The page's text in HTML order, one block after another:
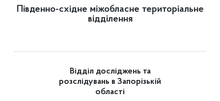
Південно-східне міжобласне територіальне
відділення
Відділ досліджень та
розслідувань в Запорізькій
області